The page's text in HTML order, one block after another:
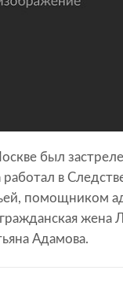
был
в
помощником
жена
Адамова.